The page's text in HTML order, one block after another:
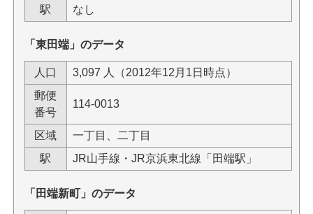
駅
なし
「東田端」のデータ
人口
3,097 人（2012年12月1日時点）
郵便
番号
114-0013
区域
一丁目、二丁目
駅
JR山手線・JR京浜東北線「田端駅」
「田端新町」のデータ